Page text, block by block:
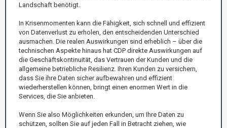
Landschaft benötigt.
In Krisenmomenten kann die Fähigkeit, sich schnell und effizient
von Datenverlust zu erholen, den entscheidenden Unterschied
ausmachen. Die realen Auswirkungen sind erheblich – über die
technischen Aspekte hinaus hat CDP direkte Auswirkungen auf
die Geschäftskontinuität, das Vertrauen der Kunden und die
allgemeine betriebliche Resilienz. Ihren Kunden zu versichern,
dass Sie ihre Daten sicher aufbewahren und effizient
wiederherstellen können, bringt einen enormen Wert in die
Services, die Sie anbieten.
Wenn Sie also Möglichkeiten erkunden, um Ihre Daten zu
schützen, sollten Sie auf jeden Fall in Betracht ziehen, wie